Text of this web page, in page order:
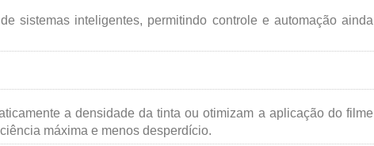
sistemas inteligentes, permitindo controle e automação ainda
a densidade da tinta ou otimizam a aplicação do filme
máxima e menos desperdício.